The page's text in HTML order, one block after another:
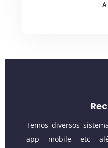
Temos diversos
app mobile etc